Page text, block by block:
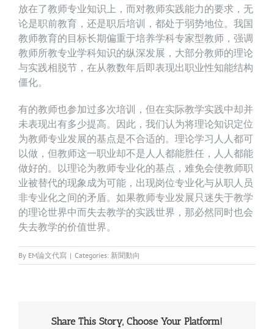
放在了教师专业知识上，而对教师实践能力的要求，无
论是职前教育，还是职后培训，都处于弱势地位。我国
教师教育的目标长期偏重于培养学科专家型教师，强调
教师所教专业学科知识的纵深发展，大部分教师的理论
与实践相脱节，在从教数年后即表现出职业性知能结构
僵化。
有的教师也参加过多次培训，但在实际教学实践中却并
未表现出有多少提高。因此，我们认为将理论知识定位
为教师专业发展的基点是不合适的。理论学习人人都可
以做，但教师这一职业却不是人人都能胜任，人人都能
做好的。以理论为教师专业化的基点，难免会使教师职
业被替代的现象成为可能，出现岗位专业化与从职人员
非专业化之间的矛盾。如果教师专业发展只迷失于教学
的理论世界中而失去教学的实践世界，那必然同时也会
失去教学的价值世界。
By EM論文代寫 | Categories: 新聞動向
Share This Story, Choose Your Platform!